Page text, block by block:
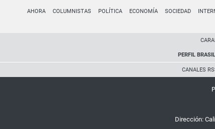
AHORA COLUMNISTAS POLÍTICA ECONOMÍA SOCIEDAD
PERFIL
CANALES
Dirección: